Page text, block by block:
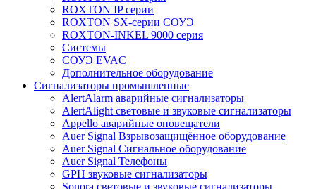
ROXTON IP серии
ROXTON SX-серии СОУЭ
ROXTON-INKEL 9000 серия
Системы
СОУЭ EVAC
Дополнительное оборудование
Сигнализаторы промышленные
AlertAlarm аварийные сигнализаторы
AlertAlight световые и звуковые сигнализаторы
Appello аварийные оповещатели
Auer Signal Взрывозащищённое оборудование
Auer Signal Сигнальное оборудование
Auer Signal Телефоны
GPH звуковые сигнализаторы
Sonora световые и звуковые сигнализаторы